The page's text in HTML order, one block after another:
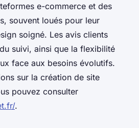
e-commerce et des
souvent loués pour leur
soigné. Les avis clients
suivi, ainsi que la flexibilité
face aux besoins évolutifs.
sur la création de site
pouvez consulter
.